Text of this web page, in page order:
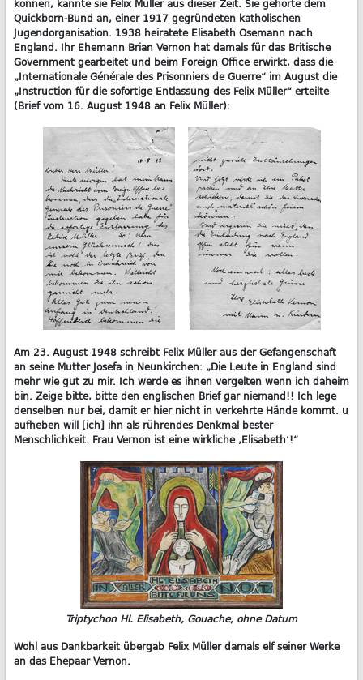
können, kannte sie Felix Müller aus dieser Zeit. Sie gehörte dem
Quickborn-Bund an, einer 1917 gegründeten katholischen
Jugendorganisation. 1938 heiratete Elisabeth Osemann nach
England. Ihr Ehemann Brian Vernon hat damals für das Britische
Government gearbeitet und beim Foreign Office erwirkt, dass die
„Internationale Générale des Prisonniers de Guerre“ im August die
„Instruction für die sofortige Entlassung des Felix Müller“ erteilte
(Brief vom 16. August 1948 an Felix Müller):
Am 23. August 1948 schreibt Felix Müller aus der Gefangenschaft
an seine Mutter Josefa in Neunkirchen: „Die Leute in England sind
mehr wie gut zu mir. Ich werde es ihnen vergelten wenn ich daheim
bin. Zeige bitte, bitte den englischen Brief gar niemand!! Ich lege
denselben nur bei, damit er hier nicht in verkehrte Hände kommt. u
aufheben will [ich] ihn als rührendes Denkmal bester
Menschlichkeit. Frau Vernon ist eine wirkliche ‚Elisabeth‘!“
Triptychon Hl. Elisabeth, Gouache, ohne Datum
Wohl aus Dankbarkeit übergab Felix Müller damals elf seiner Werke
an das Ehepaar Vernon.